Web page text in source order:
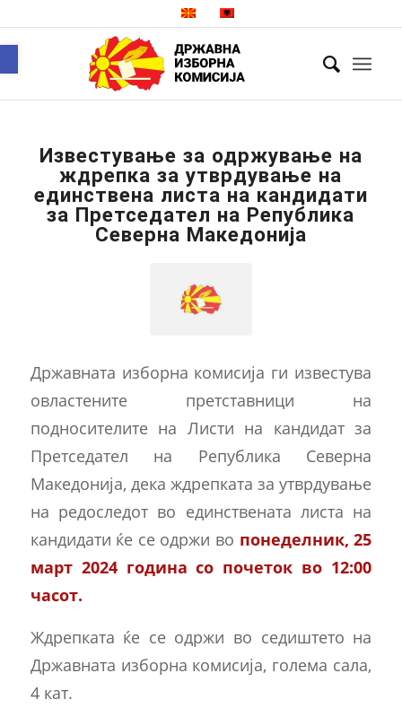
Известување за одржување на
ждрепка за утврдување на
единствена листа на кандидати
за Претседател на Република
Северна Македонија
Државната изборна комисија ги известува
овластените претставници на
подносителите на Листи на кандидат за
Претседател на Република Северна
Македонија, дека ждрепката за утврдување
на редоследот во единствената листа на
кандидати ќе се одржи во понеделник, 25
март 2024 година со почеток во 12:00
часот.
Ждрепката ќе се одржи во седиштето на
Државната изборна комисија, голема сала,
4 кат.
Open toolbar